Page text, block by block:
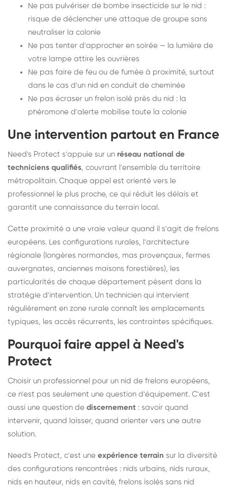
Ne pas pulvériser de bombe insecticide sur le nid :
risque de déclencher une attaque de groupe sans
neutraliser la colonie
Ne pas tenter d'approcher en soirée — la lumière de
votre lampe attire les ouvrières
Ne pas faire de feu ou de fumée à proximité, surtout
dans le cas d'un nid en conduit de cheminée
Ne pas écraser un frelon isolé près du nid : la
phéromone d'alerte mobilise toute la colonie
Une intervention partout en France
Need's Protect s'appuie sur un réseau national de
techniciens qualifiés, couvrant l'ensemble du territoire
métropolitain. Chaque appel est orienté vers le
professionnel le plus proche, ce qui réduit les délais et
garantit une connaissance du terrain local.
Cette proximité a une vraie valeur quand il s'agit de frelons
européens. Les configurations rurales, l'architecture
régionale (longères normandes, mas provençaux, fermes
auvergnates, anciennes maisons forestières), les
particularités de chaque département pèsent dans la
stratégie d'intervention. Un technicien qui intervient
régulièrement en zone rurale connaît les emplacements
typiques, les accès récurrents, les contraintes spécifiques.
Pourquoi faire appel à Need's
Protect
Choisir un professionnel pour un nid de frelons européens,
ce n'est pas seulement une question d'équipement. C'est
aussi une question de discernement : savoir quand
intervenir, quand laisser, quand orienter vers une autre
solution.
Need's Protect, c'est une expérience terrain sur la diversité
des configurations rencontrées : nids urbains, nids ruraux,
nids en hauteur, nids en cavité, frelons isolés sans nid